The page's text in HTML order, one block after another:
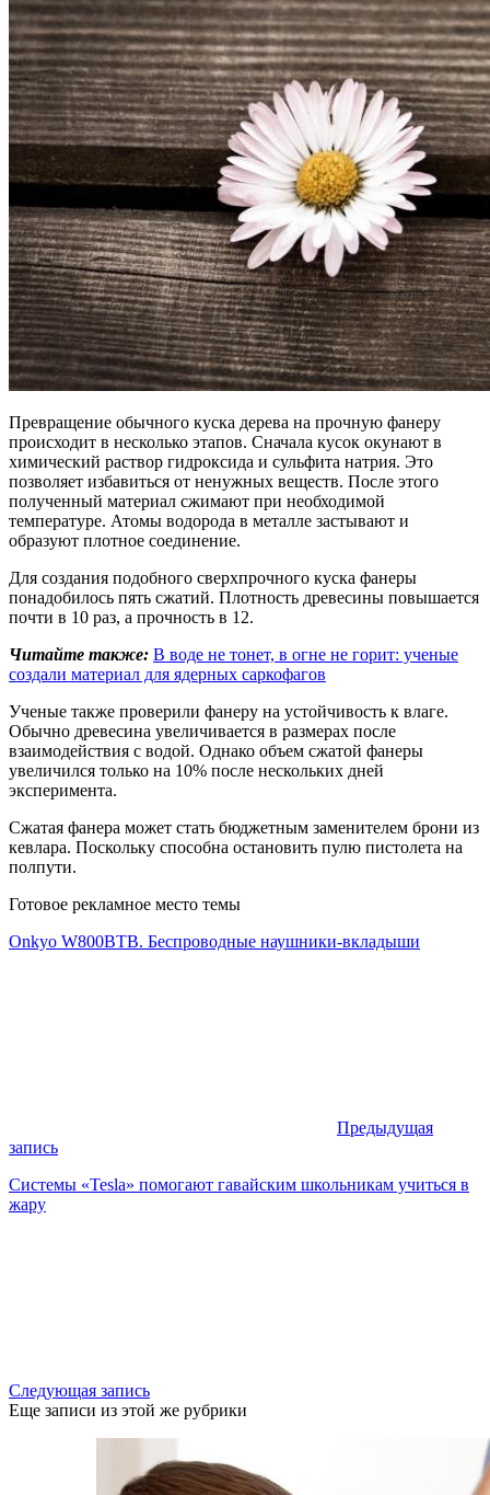
Превращение обычного куска дерева на прочную фанеру
происходит в несколько этапов. Сначала кусок окунают в
химический раствор гидроксида и сульфита натрия. Это
позволяет избавиться от ненужных веществ. После этого
полученный материал сжимают при необходимой
температуре. Атомы водорода в металле застывают и
образуют плотное соединение.
Для создания подобного сверхпрочного куска фанеры
понадобилось пять сжатий. Плотность древесины повышается
почти в 10 раз, а прочность в 12.
Читайте также: В воде не тонет, в огне не горит: ученые
создали материал для ядерных саркофагов
Ученые также проверили фанеру на устойчивость к влаге.
Обычно древесина увеличивается в размерах после
взаимодействия с водой. Однако объем сжатой фанеры
увеличился только на 10% после нескольких дней
эксперимента.
Сжатая фанера может стать бюджетным заменителем брони из
кевлара. Поскольку способна остановить пулю пистолета на
полпути.
Готовое рекламное место темы
Onkyo W800BTB. Беспроводные наушники-вкладыши
Предыдущая
запись
Системы «Tesla» помогают гавайским школьникам учиться в
жару
Следующая запись
Еще записи из этой же рубрики